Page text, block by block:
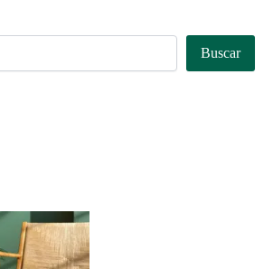
Buscar